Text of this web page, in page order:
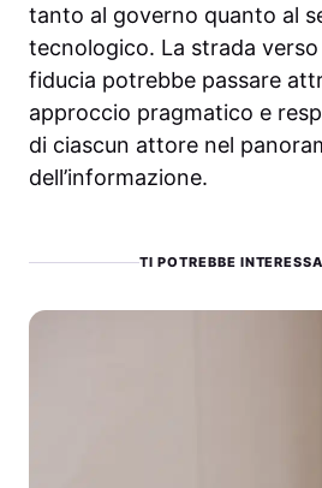
tanto al governo quanto al
tecnologico. La strada
fiducia potrebbe passare
approccio pragmatico e
di ciascun attore nel
dell’informazione.
TI POTREBBE